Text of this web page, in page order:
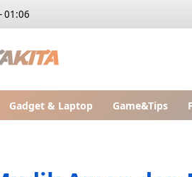
01:06
Gadget & Laptop Game&Tips